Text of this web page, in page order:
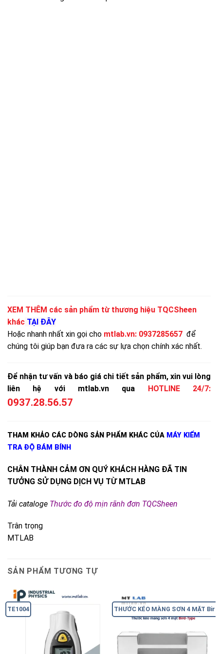
XEM THÊM các sản phẩm từ thương hiệu TQCSheen
khác TẠI ĐÂY
Hoặc nhanh nhất xin gọi cho mtlab.vn: 0937285657 để
chúng tôi giúp bạn đưa ra các sự lựa chọn chính xác nhất.
Để nhận tư vấn và báo giá chi tiết sản phẩm, xin vui lòng
liên hệ với mtlab.vn qua
HOTLINE 24/7:
0937.28.56.57
THAM KHẢO CÁC DÒNG SẢN PHẨM KHÁC CỦA MÁY KIỂM
TRA ĐỘ BÁM BÍNH
CHÂN THÀNH CẢM ƠN QUÝ KHÁCH HÀNG ĐÃ TIN
TƯỞNG SỬ DỤNG DỊCH VỤ TỪ MTLAB
Tải cataloge Thước đo độ mịn rãnh đơn TQCSheen
Trân trọng
MTLAB
SẢN PHẨM TƯƠNG TỰ
TE1004 THƯỚC KÉO MÀNG SƠN 4 MẶT